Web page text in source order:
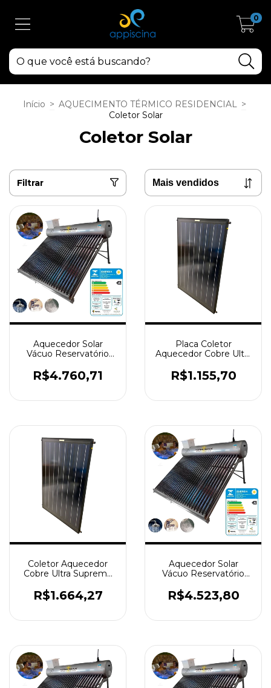
0
Início > AQUECIMENTO TÉRMICO RESIDENCIAL >
Coletor Solar
Coletor Solar
Filtrar
Aquecedor Solar
Vácuo Reservatório
Aço 316
R$4.760,71
Placa Coletor
Aquecedor Cobre Ultra
Termomax
R$1.155,70
Coletor Aquecedor
Cobre Ultra Supreme
Termomax
R$1.664,27
Aquecedor Solar
Vácuo Reservatório
Aço 316
R$4.523,80